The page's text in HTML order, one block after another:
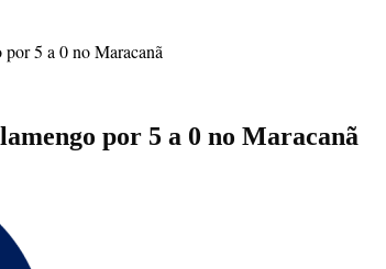
5 a 0 no Maracanã
por 5 a 0 no Maracanã